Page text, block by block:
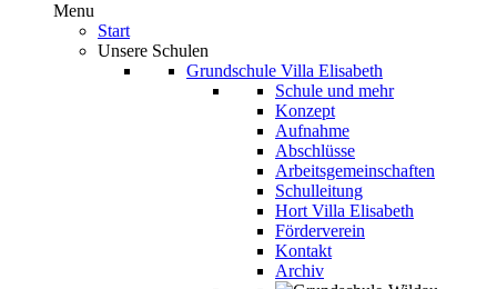
Menu
Start
Unsere Schulen
Grundschule Villa Elisabeth
Schule und mehr
Konzept
Aufnahme
Abschlüsse
Arbeitsgemeinschaften
Schulleitung
Hort Villa Elisabeth
Förderverein
Kontakt
Archiv